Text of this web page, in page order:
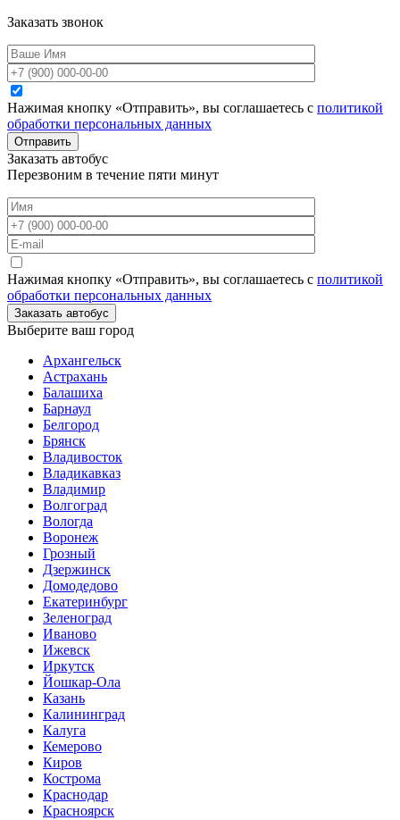
Заказать звонок
Нажимая кнопку «Отправить», вы соглашаетесь с политикой
обработки персональных данных
Отправить
Заказать автобус
Перезвоним в течение пяти минут
Нажимая кнопку «Отправить», вы соглашаетесь с политикой
обработки персональных данных
Заказать автобус
Выберите ваш город
Архангельск
Астрахань
Балашиха
Барнаул
Белгород
Брянск
Владивосток
Владикавказ
Владимир
Волгоград
Вологда
Воронеж
Грозный
Дзержинск
Домодедово
Екатеринбург
Зеленоград
Иваново
Ижевск
Иркутск
Йошкар-Ола
Казань
Калининград
Калуга
Кемерово
Киров
Кострома
Краснодар
Красноярск